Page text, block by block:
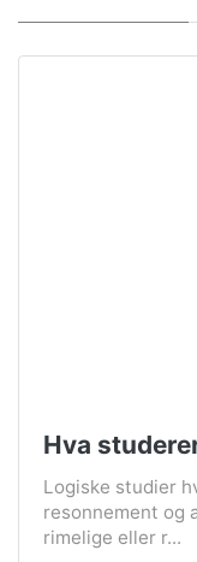
Hva
Logiske studier
resonnement og
rimelige eller r...